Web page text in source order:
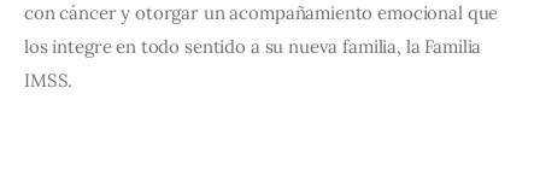
con cáncer y otorgar un acompañamiento emocional que
los integre en todo sentido a su nueva familia, la Familia
IMSS.